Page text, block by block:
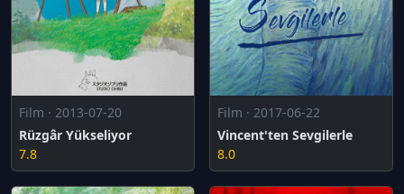
Film · 2013-07-20
Rüzgâr Yükseliyor
7.8
Film · 2017-06-22
Vincent'ten Sevgilerle
8.0